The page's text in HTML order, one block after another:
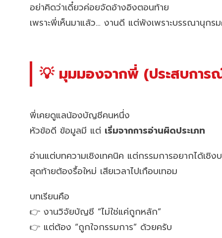
อย่าคิดว่าเดี๋ยวค่อยจัดอ้างอิงตอนท้าย
เพราะพี่เห็นมาแล้ว… งานดี แต่พังเพราะบรรณานุกร
💡 มุมมองจากพี่ (ประสบการ
พี่เคยดูแลน้องบัญชีคนหนึ่ง
หัวข้อดี ข้อมูลมี แต่ เริ่มจากการอ่านผิดประเภท
อ่านแต่บทความเชิงเทคนิค แต่กรรมการอยากได้เชิง
สุดท้ายต้องรื้อใหม่ เสียเวลาไปเกือบเทอม
บทเรียนคือ
👉 งานวิจัยบัญชี “ไม่ใช่แค่ถูกหลัก”
👉 แต่ต้อง “ถูกใจกรรมการ” ด้วยครับ